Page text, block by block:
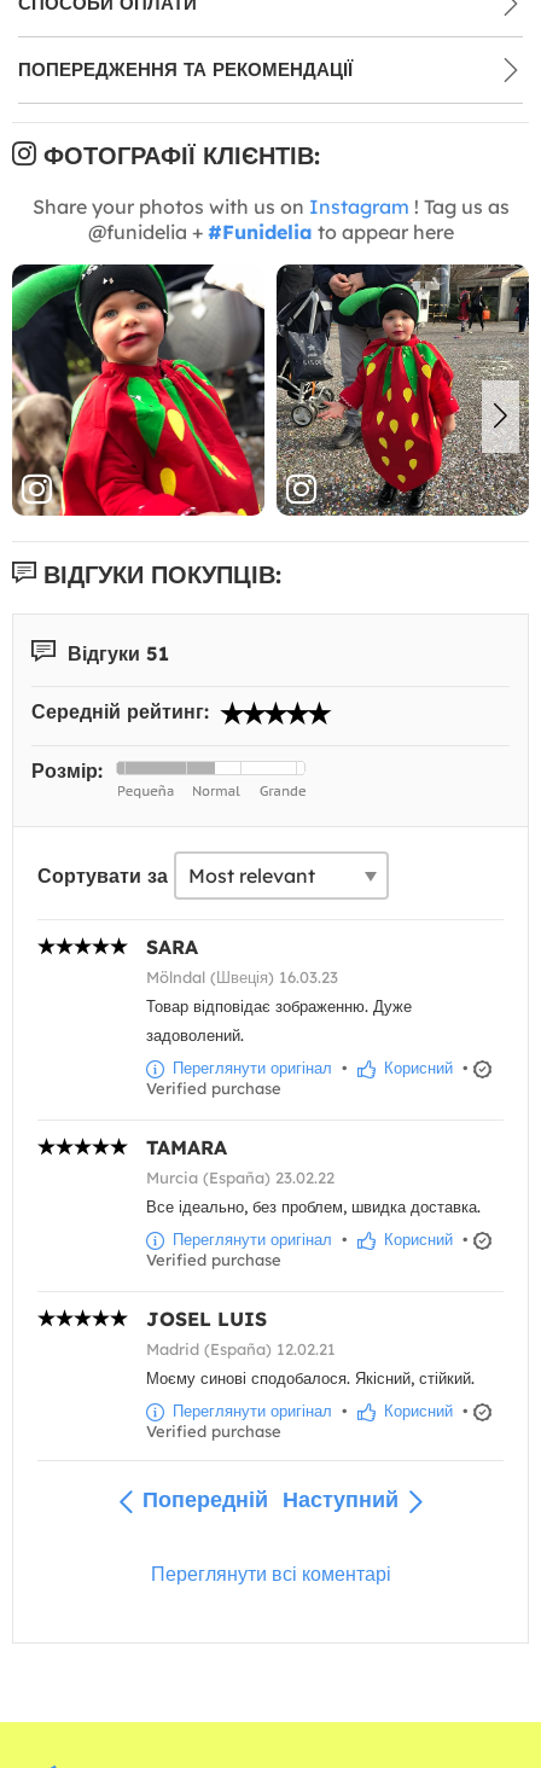
ПОПЕРЕДЖЕННЯ ТА РЕКОМЕНДАЦІЇ
ФОТОГРАФІЇ КЛІЄНТІВ:
Share your photos with us on Instagram ! Tag us as
@funidelia + #Funidelia to appear here
ВІДГУКИ ПОКУПЦІВ:
Відгуки 51
Середній рейтинг:
Розмір:
Сортувати за
SARA
Mölndal (Швеція) 16.03.23
Товар відповідає зображенню. Дуже
задоволений.
Переглянути оригінал • Корисний •
Verified purchase
TAMARA
Murcia (España) 23.02.22
Все ідеально, без проблем, швидка доставка.
Переглянути оригінал • Корисний •
Verified purchase
JOSEL LUIS
Madrid (España) 12.02.21
Моєму синові сподобалося. Якісний, стійкий.
Переглянути оригінал • Корисний •
Verified purchase
Попередній Наступний
Переглянути всі коментарі